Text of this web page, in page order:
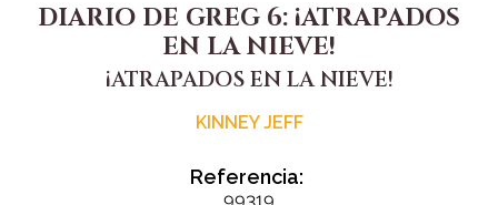
DIARIO DE GREG 6: ¡ATRAPADOS
EN LA NIEVE!
¡ATRAPADOS EN LA NIEVE!
KINNEY JEFF
Referencia: